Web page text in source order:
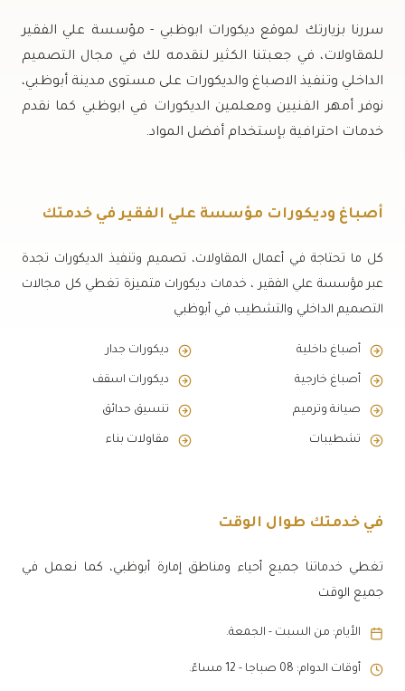
سررنا بزيارتك لموقع ديكورات ابوظبي - مؤسسة علي الفقير
للمقاولات، في جعبتنا الكثير لنقدمه لك في مجال التصميم
الداخلي وتنفيذ الاصباغ والديكورات على مستوى مدينة أبوظبي،
نوفر أمهر الفنيين ومعلمين الديكورات في ابوظبي كما نقدم
خدمات احترافية بإستخدام أفضل المواد.
أصباغ وديكورات مؤسسة علي الفقير في خدمتك
كل ما تحتاجة في أعمال المقاولات، تصميم وتنفيذ الديكورات تجدة
عبر مؤسسة علي الفقير ، خدمات ديكورات متميزة تغطي كل مجالات
التصميم الداخلي والتشطيب في أبوظبي
أصباغ داخلية ديكورات جدار
أصباغ خارجية ديكورات اسقف
صيانة وترميم تنسيق حدائق
تشطيبات مقاولات بناء
في خدمتك طوال الوقت
تغطي خدماتنا جميع أحياء ومناطق إمارة أبوظبي، كما نعمل في
جميع الوقت
الأيام: من السبت - الجمعة.
أوقات الدوام: 08 صباجا - 12 مساءً.